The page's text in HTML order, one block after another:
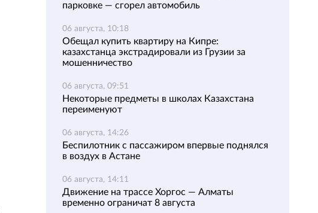
парковке — сгорел автомобиль
06 августа, 10:18
Обещал купить квартиру на Кипре:
казахстанца экстрадировали из Грузии за
мошенничество
06 августа, 09:51
Некоторые предметы в школах Казахстана
переименуют
06 августа, 14:26
Беспилотник с пассажиром впервые поднялся
в воздух в Астане
06 августа, 14:11
Движение на трассе Хоргос — Алматы
временно ограничат 8 августа